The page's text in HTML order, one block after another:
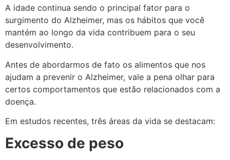
A idade continua sendo o principal fator para o
surgimento do Alzheimer, mas os hábitos que você
mantém ao longo da vida contribuem para o seu
desenvolvimento.
Antes de abordarmos de fato os alimentos que nos
ajudam a prevenir o Alzheimer, vale a pena olhar para
certos comportamentos que estão relacionados com a
doença.
Em estudos recentes, três áreas da vida se destacam:
Excesso de peso